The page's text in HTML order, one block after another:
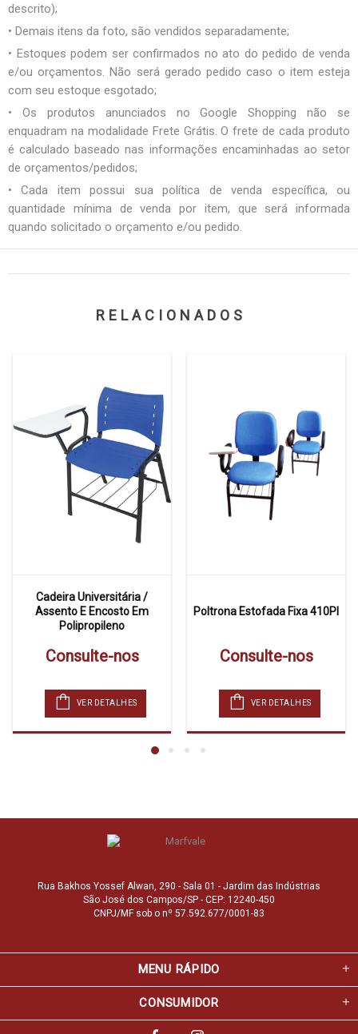
descrito);
• Demais itens da foto, são vendidos separadamente;
• Estoques podem ser confirmados no ato do pedido de venda
e/ou orçamentos. Não será gerado pedido caso o item esteja
com seu estoque esgotado;
• Os produtos anunciados no Google Shopping não se
enquadram na modalidade Frete Grátis. O frete de cada produto
é calculado baseado nas informações encaminhadas ao setor
de orçamentos/pedidos;
• Cada item possui sua política de venda específica, ou
quantidade mínima de venda por item, que será informada
quando solicitado o orçamento e/ou pedido.
RELACIONADOS
Cadeira Universitária /
Assento E Encosto Em
Polipropileno
Consulte-nos
VER DETALHES
Poltrona Estofada Fixa 410Pl
Consulte-nos
VER DETALHES
Rua Bakhos Yossef Alwan, 290 - Sala 01 - Jardim das Indústrias
São José dos Campos/SP - CEP: 12240-450
CNPJ/MF sob o nº 57.592.677/0001-83
MENU RÁPIDO
CONSUMIDOR